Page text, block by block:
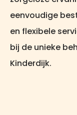
eenvoudige
en flexibele
bij de unieke
Kinderdijk.